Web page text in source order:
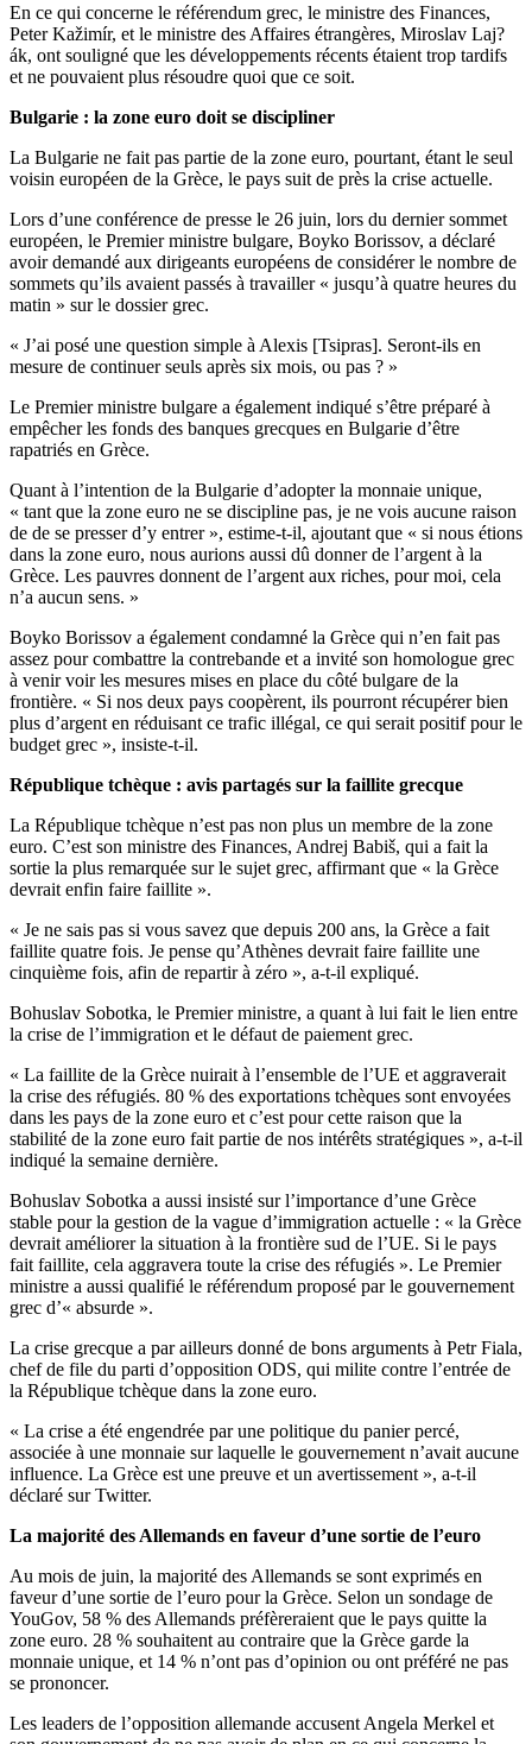
En ce qui concerne le référendum grec, le ministre des Finances,
Peter Kažimír, et le ministre des Affaires étrangères, Miroslav Laj?
ák, ont souligné que les développements récents étaient trop tardifs
et ne pouvaient plus résoudre quoi que ce soit.
Bulgarie : la zone euro doit se discipliner
La Bulgarie ne fait pas partie de la zone euro, pourtant, étant le seul
voisin européen de la Grèce, le pays suit de près la crise actuelle.
Lors d’une conférence de presse le 26 juin, lors du dernier sommet
européen, le Premier ministre bulgare, Boyko Borissov, a déclaré
avoir demandé aux dirigeants européens de considérer le nombre de
sommets qu’ils avaient passés à travailler « jusqu’à quatre heures du
matin » sur le dossier grec.
« J’ai posé une question simple à Alexis [Tsipras]. Seront-ils en
mesure de continuer seuls après six mois, ou pas ? »
Le Premier ministre bulgare a également indiqué s’être préparé à
empêcher les fonds des banques grecques en Bulgarie d’être
rapatriés en Grèce.
Quant à l’intention de la Bulgarie d’adopter la monnaie unique,
« tant que la zone euro ne se discipline pas, je ne vois aucune raison
de de se presser d’y entrer », estime-t-il, ajoutant que « si nous étions
dans la zone euro, nous aurions aussi dû donner de l’argent à la
Grèce. Les pauvres donnent de l’argent aux riches, pour moi, cela
n’a aucun sens. »
Boyko Borissov a également condamné la Grèce qui n’en fait pas
assez pour combattre la contrebande et a invité son homologue grec
à venir voir les mesures mises en place du côté bulgare de la
frontière. « Si nos deux pays coopèrent, ils pourront récupérer bien
plus d’argent en réduisant ce trafic illégal, ce qui serait positif pour le
budget grec », insiste-t-il.
République tchèque : avis partagés sur la faillite grecque
La République tchèque n’est pas non plus un membre de la zone
euro. C’est son ministre des Finances, Andrej Babiš, qui a fait la
sortie la plus remarquée sur le sujet grec, affirmant que « la Grèce
devrait enfin faire faillite ».
« Je ne sais pas si vous savez que depuis 200 ans, la Grèce a fait
faillite quatre fois. Je pense qu’Athènes devrait faire faillite une
cinquième fois, afin de repartir à zéro », a-t-il expliqué.
Bohuslav Sobotka, le Premier ministre, a quant à lui fait le lien entre
la crise de l’immigration et le défaut de paiement grec.
« La faillite de la Grèce nuirait à l’ensemble de l’UE et aggraverait
la crise des réfugiés. 80 % des exportations tchèques sont envoyées
dans les pays de la zone euro et c’est pour cette raison que la
stabilité de la zone euro fait partie de nos intérêts stratégiques », a-t-il
indiqué la semaine dernière.
Bohuslav Sobotka a aussi insisté sur l’importance d’une Grèce
stable pour la gestion de la vague d’immigration actuelle : « la Grèce
devrait améliorer la situation à la frontière sud de l’UE. Si le pays
fait faillite, cela aggravera toute la crise des réfugiés ». Le Premier
ministre a aussi qualifié le référendum proposé par le gouvernement
grec d’« absurde ».
La crise grecque a par ailleurs donné de bons arguments à Petr Fiala,
chef de file du parti d’opposition ODS, qui milite contre l’entrée de
la République tchèque dans la zone euro.
« La crise a été engendrée par une politique du panier percé,
associée à une monnaie sur laquelle le gouvernement n’avait aucune
influence. La Grèce est une preuve et un avertissement », a-t-il
déclaré sur Twitter.
La majorité des Allemands en faveur d’une sortie de l’euro
Au mois de juin, la majorité des Allemands se sont exprimés en
faveur d’une sortie de l’euro pour la Grèce. Selon un sondage de
YouGov, 58 % des Allemands préfèreraient que le pays quitte la
zone euro. 28 % souhaitent au contraire que la Grèce garde la
monnaie unique, et 14 % n’ont pas d’opinion ou ont préféré ne pas
se prononcer.
Les leaders de l’opposition allemande accusent Angela Merkel et